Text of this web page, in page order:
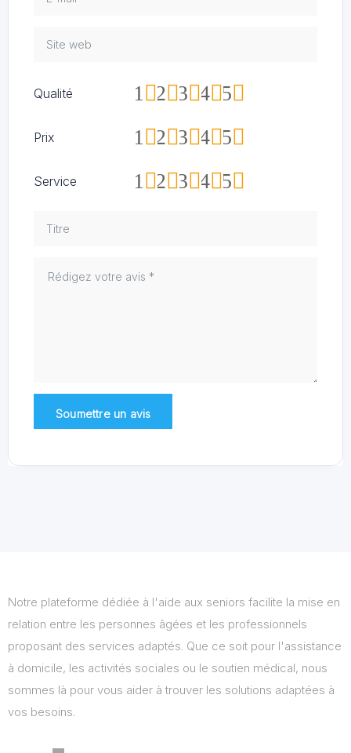
Qualité 5
4
3
2
1
Prix 5
4
3
2
1
Service 5
4
3
2
1
Notre plateforme dédiée à l'aide aux seniors facilite la mise en
relation entre les personnes âgées et les professionnels
proposant des services adaptés. Que ce soit pour l'assistance
à domicile, les activités sociales ou le soutien médical, nous
sommes là pour vous aider à trouver les solutions adaptées à
vos besoins.